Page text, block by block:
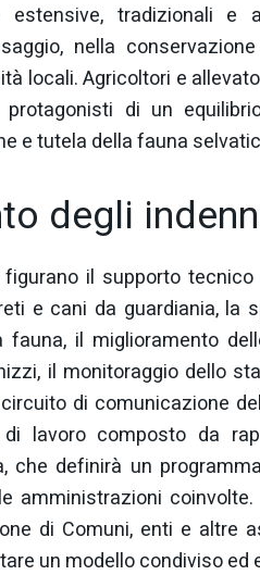
estensive, tradizionali e
nella
locali. Agricoltori e
protagonisti di un
e tutela della fauna
degli
il supporto
e cani da guardiania, la
il miglioramento
il monitoraggio dello
di comunicazione
lavoro composto da
che definirà un
amministrazioni
di Comuni, enti e altre
un modello condiviso